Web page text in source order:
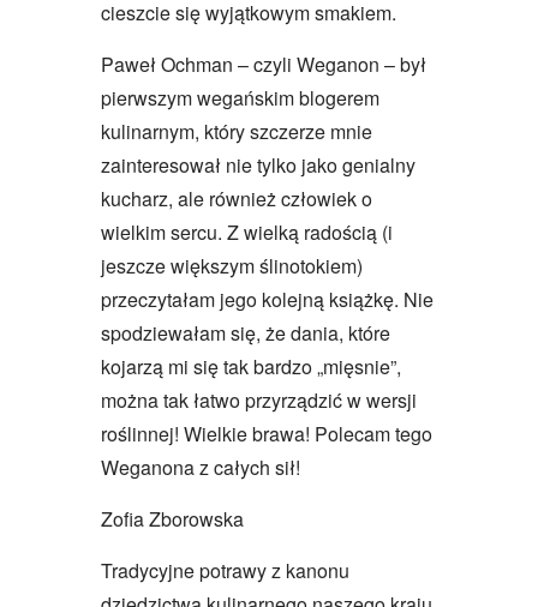
cieszcie się wyjątkowym smakiem.
Paweł Ochman – czyli Weganon – był
pierwszym wegańskim blogerem
kulinarnym, który szczerze mnie
zainteresował nie tylko jako genialny
kucharz, ale również człowiek o
wielkim sercu. Z wielką radością (i
jeszcze większym ślinotokiem)
przeczytałam jego kolejną książkę. Nie
spodziewałam się, że dania, które
kojarzą mi się tak bardzo „mięsnie”,
można tak łatwo przyrządzić w wersji
roślinnej! Wielkie brawa! Polecam tego
Weganona z całych sił!
Zofia Zborowska
Tradycyjne potrawy z kanonu